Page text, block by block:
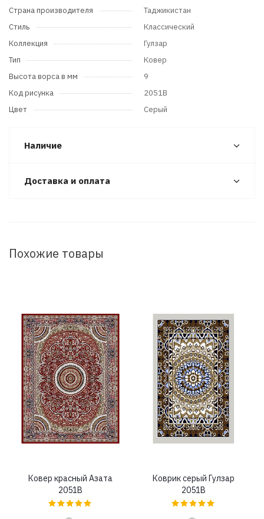
Страна производителя
Таджикистан
Стиль
Классический
Коллекция
Гулзар
Тип
Ковер
Высота ворса в мм
9
Код рисунка
2051B
Цвет
Серый
Наличие
Доставка и оплата
Похожие товары
Ковер красный Азата
2051B
Коврик серый Гулзар
2051B